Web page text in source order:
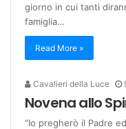
giorno in cui tanti
famiglia…
Read More »
Cavalieri della Luce
Novena allo
“Io pregherò il Padre